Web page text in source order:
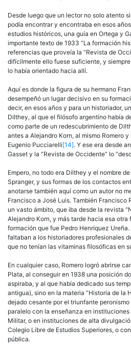
Desde luego que un lector no solo atento
podía encontrar y encontraba en esos
estudios históricos, una guía en Ortega y
importante texto de 1933 “La formación
referencias que proveía la “Revista de
difícilmente ello fuese suficiente, y
lo había orientado hacia allí.
Aquí es donde la figura de su hermano
desempeñó un lugar decisivo en su
decir, en esos años y para un historiador,
Dilthey, al que el filósofo argentino había
como parte de un redescubrimiento de
antes a Alejandro Korn, al mismo Romero
Eugenio Pucciarelli[14]. Y ese era desde
Gasset y la “Revista de Occidente” lo
Empero, no todo era Dilthey y el nombre
Spranger, y sus formas de los contactos
anotarse también aquí como un autor no
Francisco a José Luis. También Francisco
un vasto ámbito, que iba desde la revista
Alejandro Korn, y más tarde hacia esa otra
formación que fue Pedro Henríquez
faltaban a los historiadores profesionales
que no tenían las vitaminas filosóficas en
En cualquier caso, Romero logró abrirse
Plata, al conseguir en 1938 una posición
aspiraba, y al que había dedicado sus
antigua), sino en la materia “Historia de la
dejado cesante por el triunfante
paralelo con la enseñanza en
Militar, o en instituciones de alta
Colegio Libre de Estudios Superiores, o
pública.